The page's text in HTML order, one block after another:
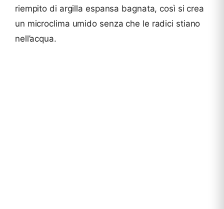
riempito di argilla espansa bagnata, così si crea
un microclima umido senza che le radici stiano
nell’acqua.